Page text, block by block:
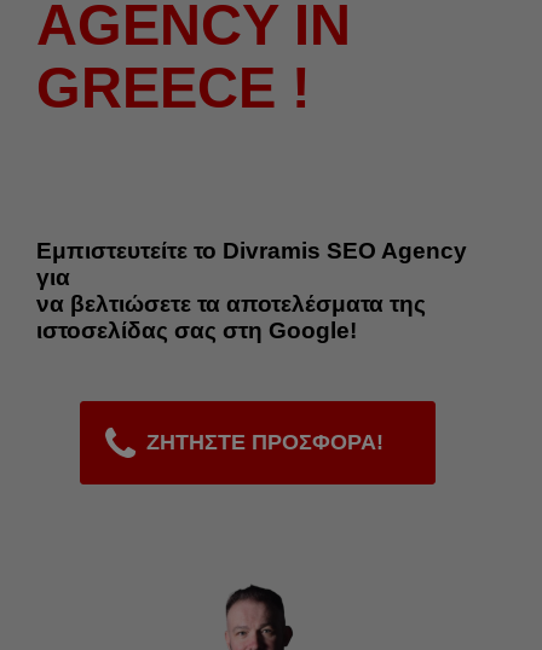
AGENCY IN
GREECE !
Εμπιστευτείτε το Divramis SEO Agency
για
να βελτιώσετε τα αποτελέσματα της
ιστοσελίδας σας στη Google!
ΖΗΤΗΣΤΕ ΠΡΟΣΦΟΡΑ!